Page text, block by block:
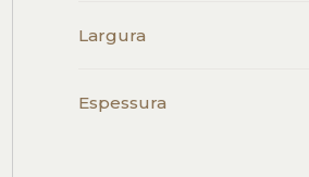
Largura
Espessura